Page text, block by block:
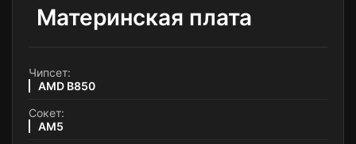
Материнская плата
Чипсет:
AMD B850
Сокет:
AM5